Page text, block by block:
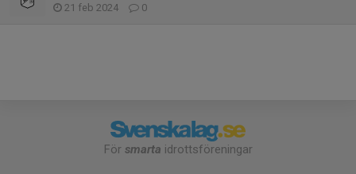
21 feb 2024 0
För smarta idrottsföreningar